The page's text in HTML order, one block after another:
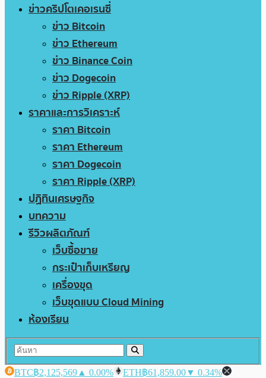
ข่าวคริปโตเคอเรนซี่
ข่าว Bitcoin
ข่าว Ethereum
ข่าว Binance Coin
ข่าว Dogecoin
ข่าว Ripple (XRP)
ราคาและการวิเคราะห์
ราคา Bitcoin
ราคา Ethereum
ราคา Dogecoin
ราคา Ripple (XRP)
ปฏิทินเศรษฐกิจ
บทความ
รีวิวผลิตภัณฑ์
เว็บซื้อขาย
กระเป๋าเก็บเหรียญ
เครื่องขุด
เว็บขุดแบบ Cloud Mining
ห้องเรียน
BTC฿2,125,569 ▲ 0.00% ETH฿61,859.00▼ 0.34%